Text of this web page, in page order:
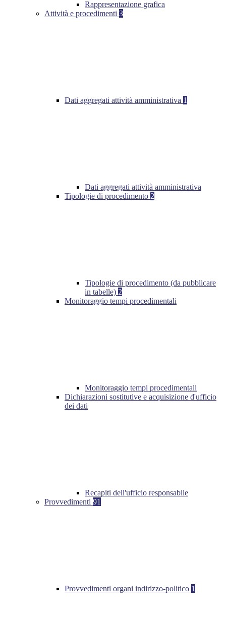
Rappresentazione grafica
Attività e procedimenti 3
Dati aggregati attività amministrativa 1
Dati aggregati attività amministrativa
Tipologie di procedimento 2
Tipologie di procedimento (da pubblicare
in tabelle) 2
Monitoraggio tempi procedimentali
Monitoraggio tempi procedimentali
Dichiarazioni sostitutive e acquisizione d'ufficio
dei dati
Recapiti dell'ufficio responsabile
Provvedimenti 91
Provvedimenti organi indirizzo-politico 1